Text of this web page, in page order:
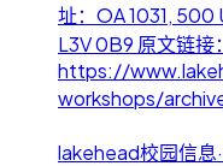
址：OA 1031,
L3V 0B9 原文链接：
https://
workshops/
lakehead校园信息·